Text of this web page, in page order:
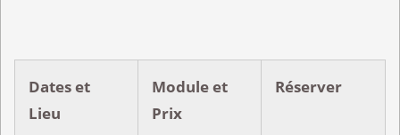
Dates et
Lieu
Module et
Prix
Réserver